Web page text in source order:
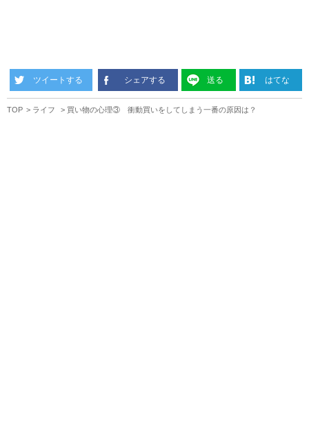
ツイートする シェアする 送る はてな
TOP ライフ 買い物の心理③ 衝動買いをしてしまう一番の原因は？